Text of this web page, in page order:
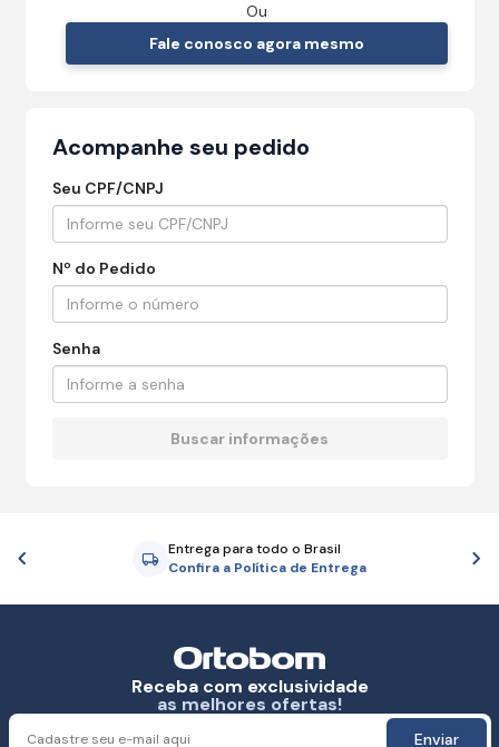
Ou
Fale conosco agora mesmo
Acompanhe seu pedido
Seu CPF/CNPJ
Nº do Pedido
Senha
Entrega para todo o Brasil
Confira a Política de Entrega
Anterior
Receba com exclusividade
as melhores ofertas!
Enviar